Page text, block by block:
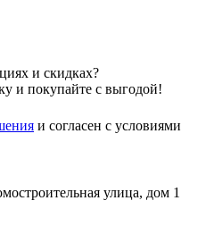
и скидках?
и покупайте с выгодой!
и согласен с условиями
улица, дом 1